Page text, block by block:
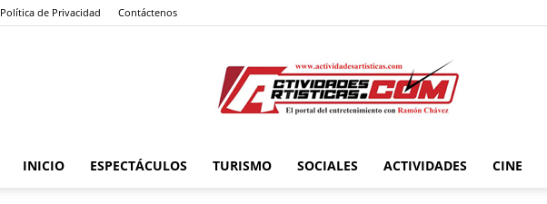
Política de Privacidad Contáctenos
Actividadesartisticas.com
INICIO ESPECTÁCULOS TURISMO SOCIALES ACTIVIDADES CINE